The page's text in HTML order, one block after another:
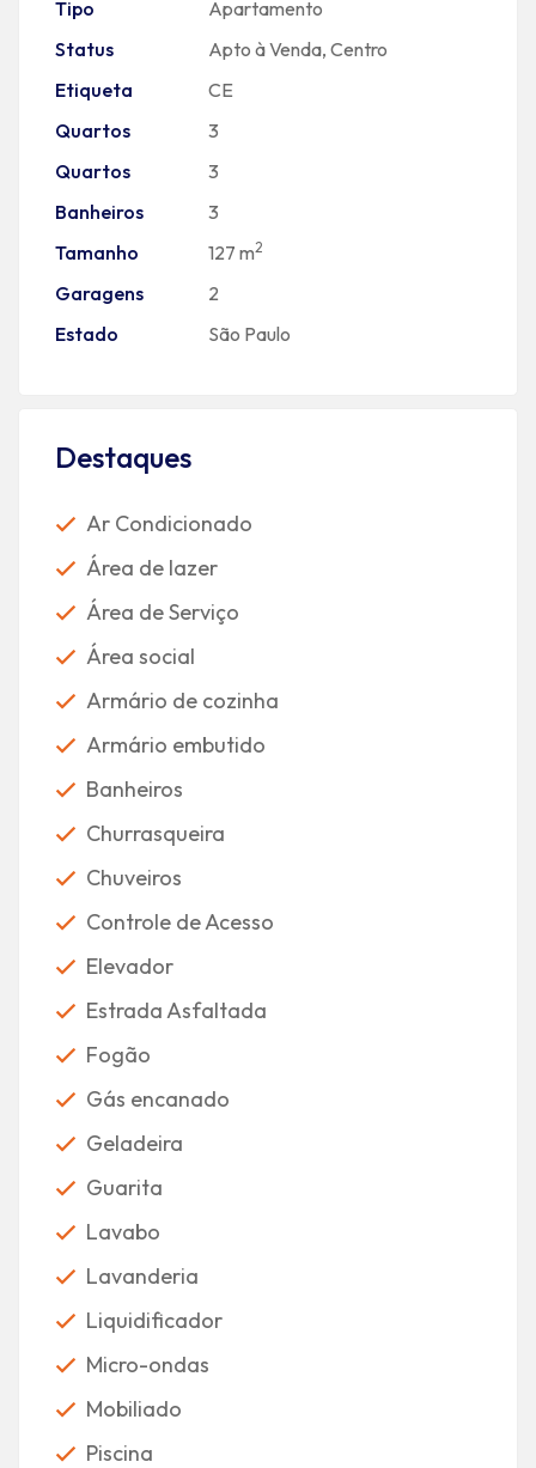
Tipo
Apartamento
Status
Apto à Venda, Centro
Etiqueta
CE
Quartos
3
Quartos
3
Banheiros
3
Tamanho
127 m2
Garagens
2
Estado
São Paulo
Destaques
Ar Condicionado
Área de lazer
Área de Serviço
Área social
Armário de cozinha
Armário embutido
Banheiros
Churrasqueira
Chuveiros
Controle de Acesso
Elevador
Estrada Asfaltada
Fogão
Gás encanado
Geladeira
Guarita
Lavabo
Lavanderia
Liquidificador
Micro-ondas
Mobiliado
Piscina